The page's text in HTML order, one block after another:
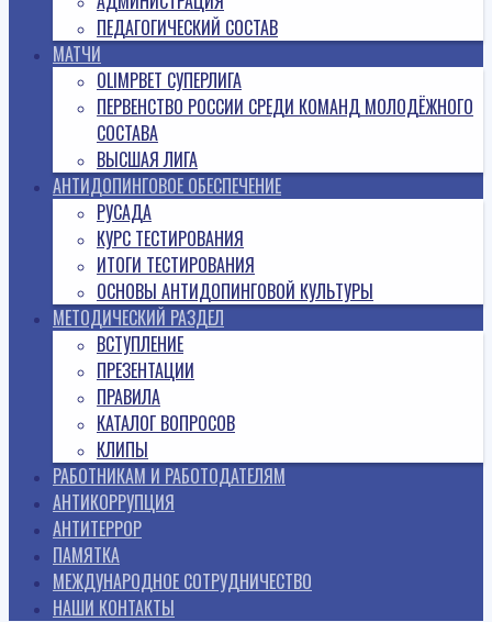
ПЕДАГОГИЧЕСКИЙ СОСТАВ
МАТЧИ
OLIMPBET СУПЕРЛИГА
ПЕРВЕНСТВО РОССИИ СРЕДИ КОМАНД МОЛОДЁЖНОГО
СОСТАВА
ВЫСШАЯ ЛИГА
АНТИДОПИНГОВОЕ ОБЕСПЕЧЕНИЕ
РУСАДА
КУРС ТЕСТИРОВАНИЯ
ИТОГИ ТЕСТИРОВАНИЯ
ОСНОВЫ АНТИДОПИНГОВОЙ КУЛЬТУРЫ
МЕТОДИЧЕСКИЙ РАЗДЕЛ
ВСТУПЛЕНИЕ
ПРЕЗЕНТАЦИИ
ПРАВИЛА
КАТАЛОГ ВОПРОСОВ
КЛИПЫ
РАБОТНИКАМ И РАБОТОДАТЕЛЯМ
АНТИКОРРУПЦИЯ
АНТИТЕРРОР
ПАМЯТКА
МЕЖДУНАРОДНОЕ СОТРУДНИЧЕСТВО
НАШИ КОНТАКТЫ